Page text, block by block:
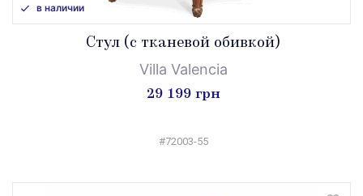
в наличии
Стул (с тканевой обивкой)
Villa Valencia
29 199 грн
#72003-55